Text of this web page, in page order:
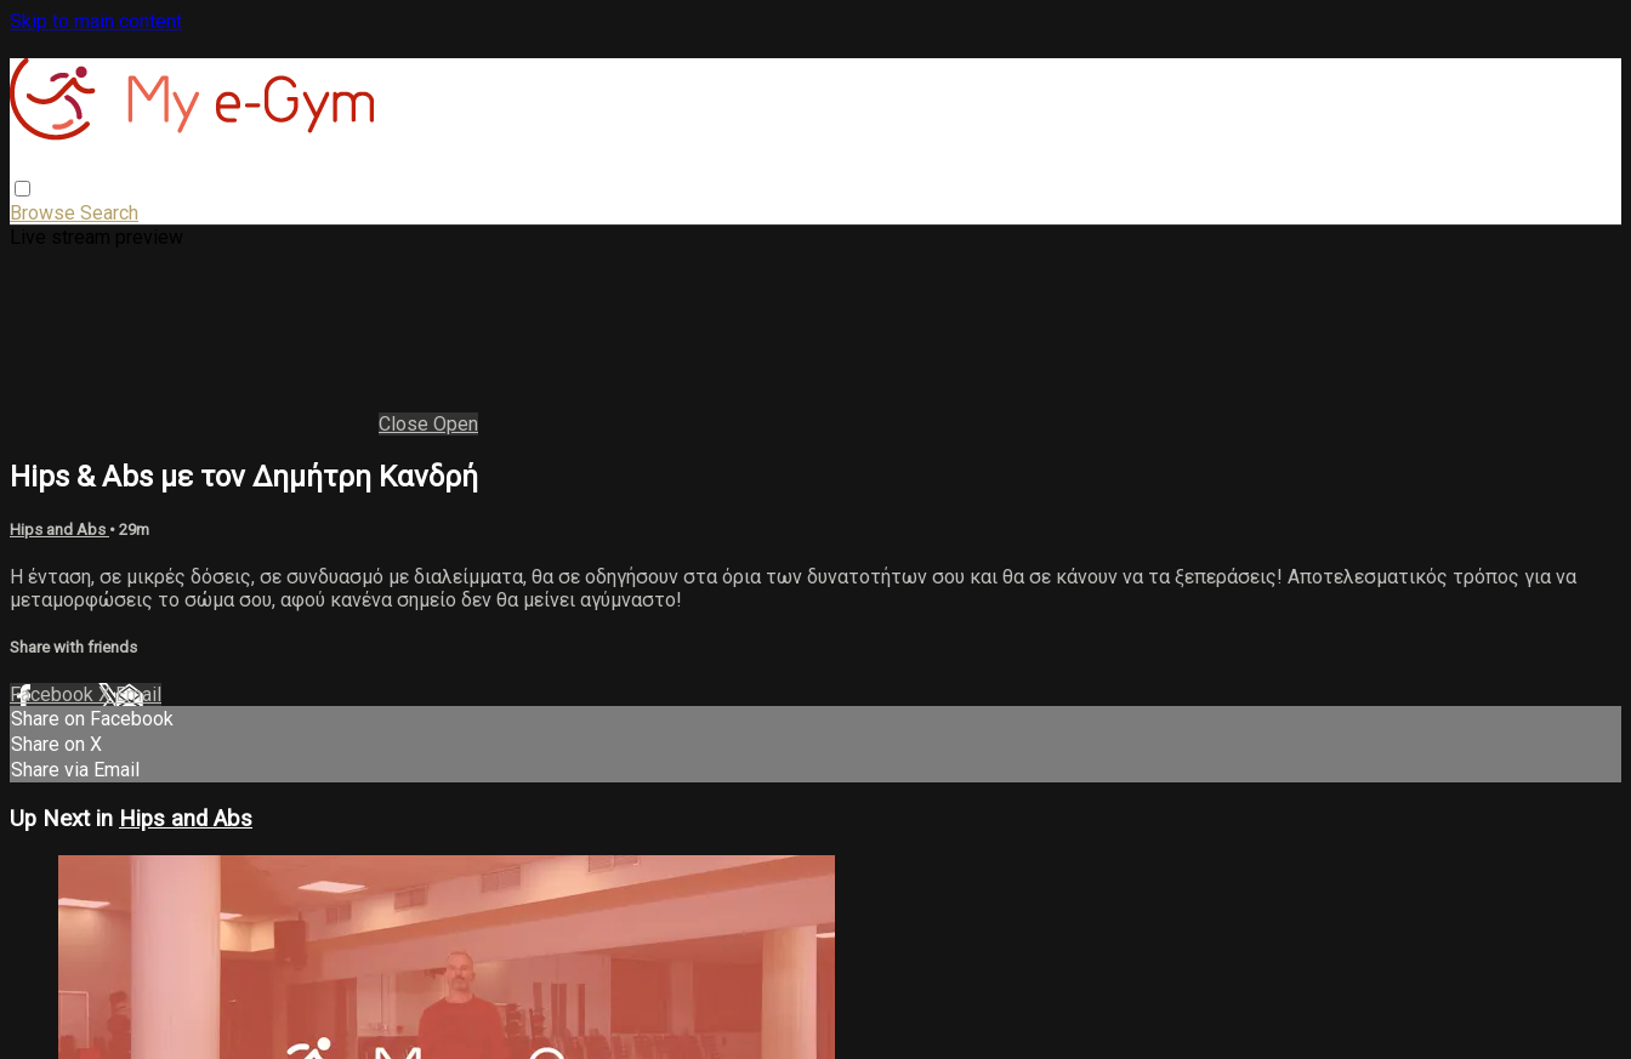
Skip to main content
Browse Search
Close Open
Hips & Abs με τον Δημήτρη Κανδρή
Hips and Abs • 29m
Η ένταση, σε μικρές δόσεις, σε συνδυασμό με διαλείμματα, θα σε οδηγήσουν στα όρια των δυνατοτήτων σου και θα σε κάνουν να τα ξεπεράσεις! Αποτελεσματικός τρόπος για να
μεταμορφώσεις το σώμα σου, αφού κανένα σημείο δεν θα μείνει αγύμναστο!
Share with friends
Facebook XEmail
Share on Facebook
Share on X
Share via Email
Up Next in Hips and Abs